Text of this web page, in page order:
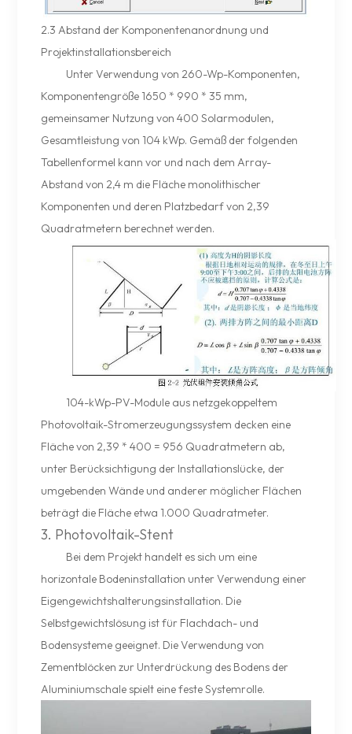
2.3 Abstand der Komponentenanordnung und
Projektinstallationsbereich
Unter Verwendung von 260-Wp-Komponenten,
Komponentengröße 1650 * 990 * 35 mm,
gemeinsamer Nutzung von 400 Solarmodulen,
Gesamtleistung von 104 kWp. Gemäß der folgenden
Tabellenformel kann vor und nach dem Array-
Abstand von 2,4 m die Fläche monolithischer
Komponenten und deren Platzbedarf von 2,39
Quadratmetern berechnet werden.
104-kWp-PV-Module aus netzgekoppeltem
Photovoltaik-Stromerzeugungssystem decken eine
Fläche von 2,39 * 400 = 956 Quadratmetern ab,
unter Berücksichtigung der Installationslücke, der
umgebenden Wände und anderer möglicher Flächen
beträgt die Fläche etwa 1.000 Quadratmeter.
3. Photovoltaik-Stent
Bei dem Projekt handelt es sich um eine
horizontale Bodeninstallation unter Verwendung einer
Eigengewichtshalterungsinstallation. Die
Selbstgewichtslösung ist für Flachdach- und
Bodensysteme geeignet. Die Verwendung von
Zementblöcken zur Unterdrückung des Bodens der
Aluminiumschale spielt eine feste Systemrolle.